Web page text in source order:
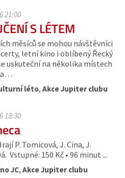
21:00
S LÉTEM
měsíců se mohou návštěvníci
letní kino i oblíbený Řecký
uskuteční na několika místech
léto, Akce Jupiter clubu
18:30
P. Tomicová, J. Cina, J.
Vstupné: 150 Kč • 96 minut ...
JC, Akce Jupiter clubu